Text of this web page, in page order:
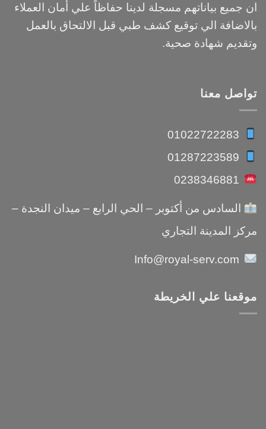
ان جميع بياناتهم مسجلة لدينا حفاظاً علي أمان العملاء
بالاضافة الي توقيع كشف طبي قبل الالتحاق بالعمل
وتقديم شهادة صحية.
تواصل معنا
01022722283
01287223589
0238346881
السادس من أكتوبر – الحي الرابع – ميدان النجدة –
مركز المدينة التجاري
Info@royal-serv.com
موقعنا علي الخريطة